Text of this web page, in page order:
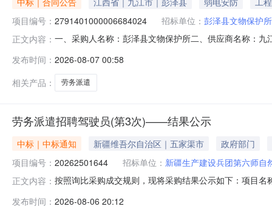
项目编号： 2791401000006684024 招标单位： 彭泽县文物保护
正文内容： 一、采购人名称：彭泽县文物保护所二、供应商名称：
标的基本概况：七、其它事项：无八、联系方式1、采购
发布时间： 2026-08-07 00:58
相关产品：
劳务派遣
劳务派遣招聘驾驶员(第3次)——结果公示
中标｜中标通知 新疆维吾尔自治区｜五家渠市
政府部门
项目编号： 20262501644 招标单位： 新疆生产建设兵团第六师
正文内容： 按照询比采购成交规则，现将采购结果公示如下：项目
交新疆惠海扬帆人力资源管理服务有限公司中选2026-
发布时间： 2026-08-06 20:12